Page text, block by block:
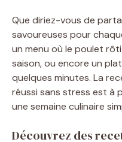
Que diriez-vous de
savoureuses pour
un menu où le poulet
saison, ou encore un
quelques minutes. La
réussi sans stress est à
une semaine culinaire
Découvrez des